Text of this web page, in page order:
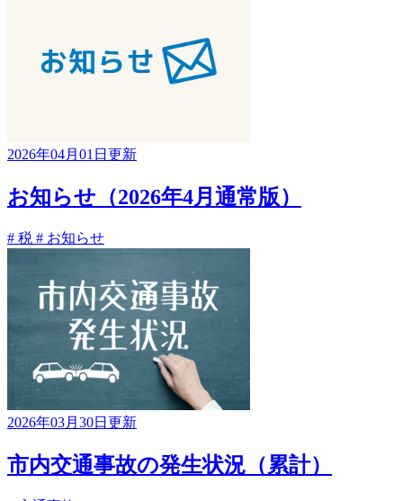
2026年04月01日更新
お知らせ（2026年4月通常版）
# 税 # お知らせ
2026年03月30日更新
市内交通事故の発生状況（累計）